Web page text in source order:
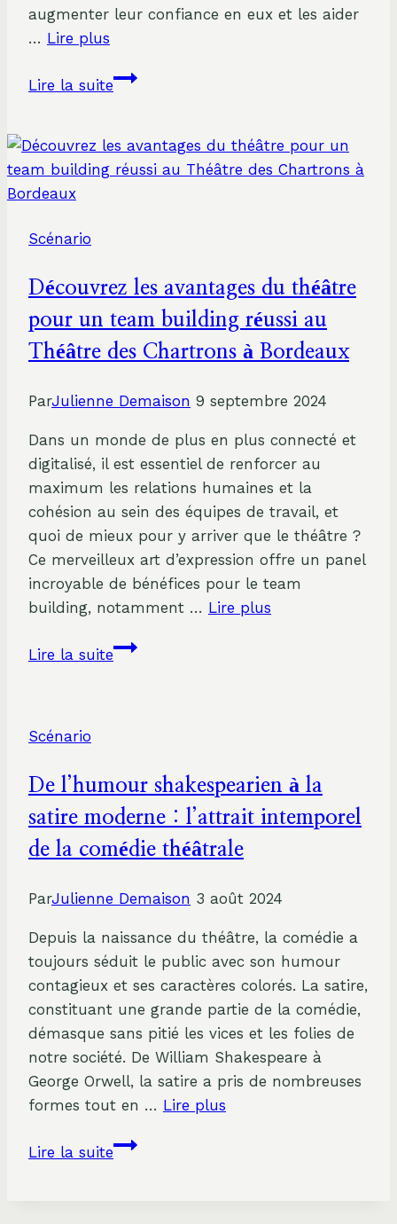
augmenter leur confiance en eux et les aider
… Lire plus
Lire la suiteLibérer
et
la
Théâtre
Transforme
l’Éducation
Scénario
Découvrez les avantages du théâtre
pour un team building réussi au
Théâtre des Chartrons à Bordeaux
ParJulienne Demaison 9 septembre 2024
Dans un monde de plus en plus connecté et
digitalisé, il est essentiel de renforcer au
maximum les relations humaines et la
cohésion au sein des équipes de travail, et
quoi de mieux pour y arriver que le théâtre ?
Ce merveilleux art d’expression offre un panel
incroyable de bénéfices pour le team
building, notamment … Lire plus
Lire la suiteDécouvrez
un
team
building
réussi
Théâtre
des
Chartrons
à
Bordeaux
Scénario
De l’humour shakespearien à la
satire moderne : l’attrait intemporel
de la comédie théâtrale
ParJulienne Demaison 3 août 2024
Depuis la naissance du théâtre, la comédie a
toujours séduit le public avec son humour
contagieux et ses caractères colorés. La satire,
constituant une grande partie de la comédie,
démasque sans pitié les vices et les folies de
notre société. De William Shakespeare à
George Orwell, la satire a pris de nombreuses
formes tout en … Lire plus
Lire la suiteDe